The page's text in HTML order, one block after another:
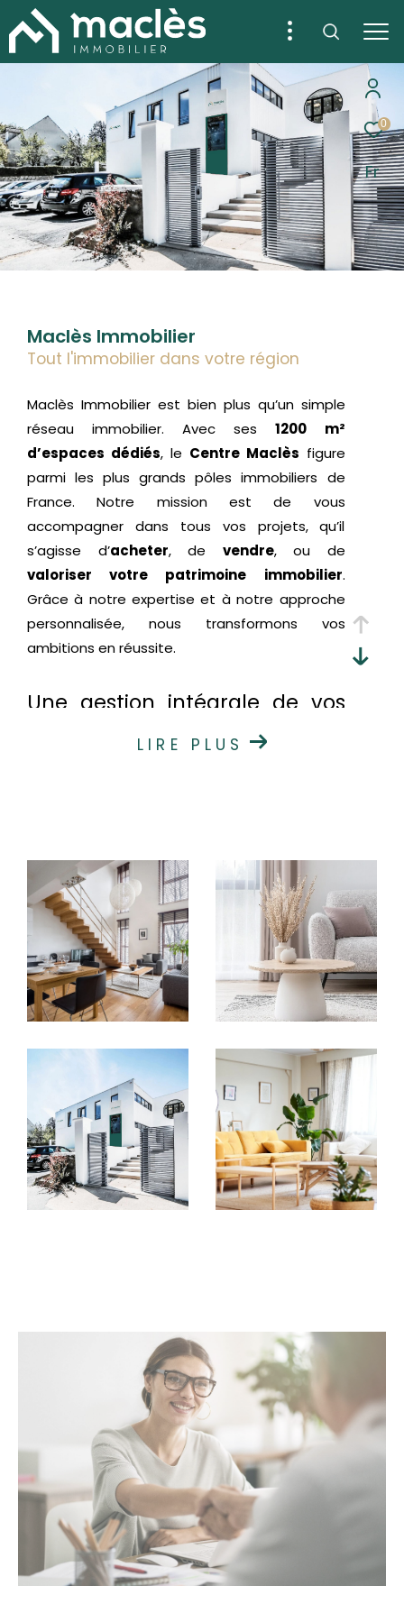
0
Fr
Maclès Immobilier
Tout l'immobilier dans votre région
Maclès Immobilier est bien plus qu’un simple
réseau immobilier. Avec ses1200 m²
d’espaces dédiés, le Centre Maclès figure
parmi les plus grands pôles immobiliers de
France. Notre mission est de vous
accompagner dans tous vos projets, qu’il
s’agisse d’acheter, de vendre, ou de
valoriser votre patrimoine immobilier.
Grâce à notre expertise et à notre approche
personnalisée, nous transformons vos
ambitions en réussite.
Une gestion intégrale de vos
projets immobiliers
appartement, la vente d’une maison ou
encore la gestion de biens immobiliers, nos
conseillers vous offrent un
accompagnement sur mesure
à chaque
étape. Nous collaborons avec des experts de
confiance – notaires, diagnostiqueurs,
courtiers et bien d'autres – pour garantir une
à vos besoins.
Un centre collaboratif pour
vous offrir plus
Nous avons créé uncentre d’affaires unique,
pensé pour offrir à nos clients une solution
à toutes vos attentes. Avec Maclès Immobilier,
bénéficiez d’une prise en charge globale et
d’un service alliant proximité,
professionnalisme et excellence.
LIRE PLUS